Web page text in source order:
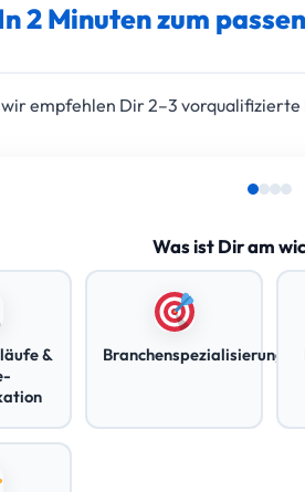
2 Minuten zum
empfehlen Dir 2–3
Was ist Dir am
&
Branchenspezialisierung